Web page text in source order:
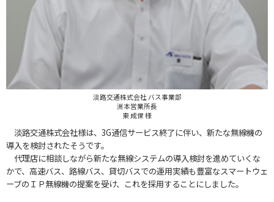
淡路交通株式会社 バス事業部
洲本営業所長
東 成保 様
淡路交通株式会社様は、3G通信サービス終了に伴い、新たな無線機の
導入を検討されたそうです。
代理店に相談しながら新たな無線システムの導入検討を進めていくな
かで、高速バス、路線バス、貸切バスでの運用実績も豊富なスマートウェ
ーブのＩＰ無線機の提案を受け、これを採用することにしました。